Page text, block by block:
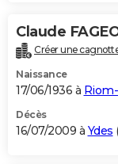
Claude
Créer une
Naissance
17/06/1936 à
Décès
16/07/2009 à Ydes